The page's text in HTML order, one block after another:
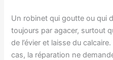
Un robinet qui goutte ou qui
toujours par agacer, surtout
de l’évier et laisse du
cas, la réparation ne